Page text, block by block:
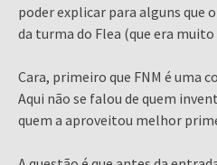
poder explicar para alguns que
da turma do Flea (que era
Cara, primeiro que FNM é uma
Aqui não se falou de quem
quem a aproveitou melhor